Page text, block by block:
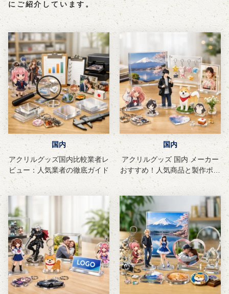
にご紹介しています。
国内
アクリルグッズ国内比較業者レ
ビュー：人気業者の徹底ガイド
国内
アクリルグッズ 国内 メーカー
おすすめ！人気商品と製作ポイ
ントを解説